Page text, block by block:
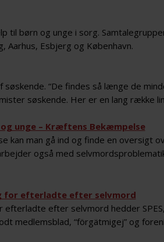
til børn og unge i sorg.
Aarhus, Esbjerg og København.
“De findes så længe de
søskende. Her er en lang række
unge – Kræftens Bekæmpelse
kan man gå ind og finde en oversigt
også med
for efterladte efter selvmord
efterladte efter selvmord hedder
medlemsblad, “förgätmigej” og